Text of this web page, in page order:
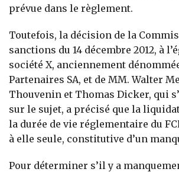
prévue dans le règlement.
Toutefois, la décision de la
sanctions du 14 décembre 2012, à
société X, anciennement
Partenaires SA, et de MM. Walter
Thouvenin et Thomas Dicker, qui
sur le sujet, a précisé que la
la durée de vie réglementaire du
à elle seule, constitutive d’un
Pour déterminer s’il y a